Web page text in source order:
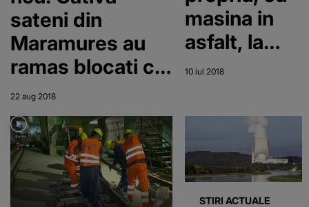
sateni din
Maramures au
ramas blocati cu
masinile in curti
dupa ce
muncitorii au
suprainaltat
soseaua!
22 aug 2018
masina in
asfalt, la
Caransebes
10 iul 2018
STIRI ACTUALE